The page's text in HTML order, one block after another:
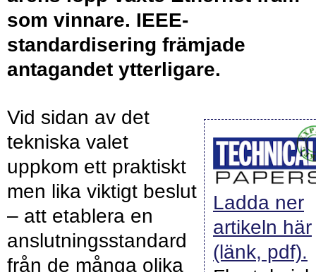
som vinnare. IEEE-
standardisering främjade
antagandet ytterligare.
Ladda ner
artikeln här
(länk, pdf).
Vid sidan av det
tekniska valet
uppkom ett praktiskt
men lika viktigt beslut
– att etablera en
anslutningsstandard
från de många olika